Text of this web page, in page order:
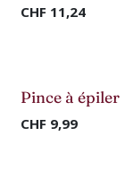
CHF 11,24
Nouveau !
Pince à épiler
CHF 9,99